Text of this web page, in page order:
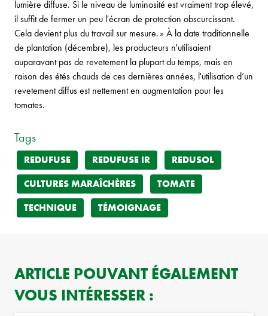
lumière diffuse. Si le niveau de luminosité est vraiment trop élevé,
il suffit de fermer un peu l'écran de protection obscurcissant.
Cela devient plus du travail sur mesure. » À la date traditionnelle
de plantation (décembre), les producteurs n'utilisaient
auparavant pas de revetement la plupart du temps, mais en
raison des étés chauds de ces dernières années, l'utilisation d’un
revetement diffus est nettement en augmentation pour les
tomates.
Tags
REDUFUSE REDUFUSE IR
REDUSOL
CULTURES MARAÎCHÈRES
TOMATE
TECHNIQUE
TÉMOIGNAGE
ARTICLE POUVANT ÉGALEMENT
VOUS INTÉRESSER :